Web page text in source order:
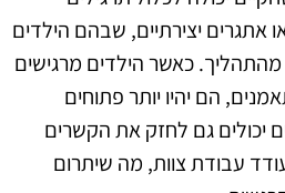
אתגרים יצירתיים, שבהם הילדים
מהתהליך. כאשר הילדים מרגישים
הם יהיו יותר פתוחים
גם לחזק את הקשרים
עבודת צוות, מה שיתרום